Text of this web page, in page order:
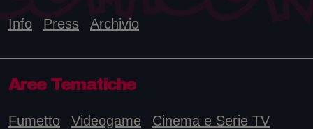
Info Press Archivio
Aree Tematiche
Fumetto Videogame
Cinema e Serie TV